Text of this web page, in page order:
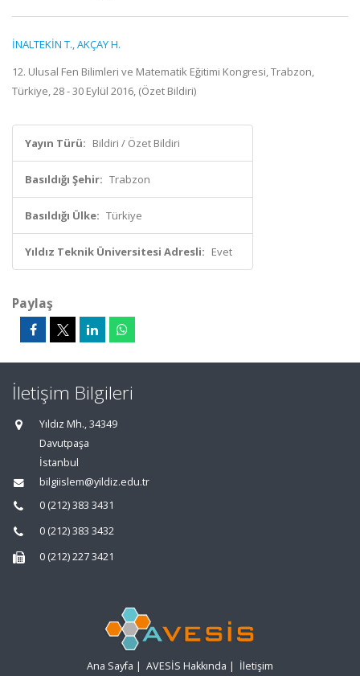
İNALTEKİN T.,AKÇAY H.
12. Ulusal Fen Bilimleri ve Matematik Eğitimi Kongresi, Trabzon,
Türkiye, 28 - 30 Eylül 2016, (Özet Bildiri)
Yayın Türü: Bildiri / Özet Bildiri
Basıldığı Şehir: Trabzon
Basıldığı Ülke: Türkiye
Yıldız Teknik Üniversitesi Adresli: Evet
Paylaş
İletişim Bilgileri
Yıldız Mh., 34349
Davutpaşa
İstanbul
bilgiislem@yildiz.edu.tr
0 (212) 383 3431
0 (212) 383 3432
0 (212) 227 3421
Ana Sayfa | AVESİS Hakkında | İletişim